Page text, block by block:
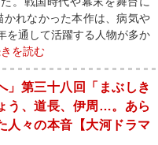
かれなかった本作は、病気や
を通して活躍する人物が多か
を読む
」第三十八回「まぶしき
う、道長、伊周…。あら
人々の本音【大河ドラマ